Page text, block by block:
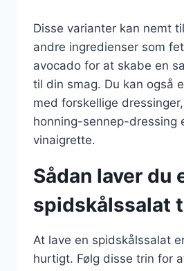
Disse varianter kan nemt
andre ingredienser som
avocado for at skabe en
til din smag. Du kan også
med forskellige
honning-sennep-dressing
vinaigrette.
Sådan laver du
spidskålssalat
At lave en spidskålssalat
hurtigt. Følg disse trin for